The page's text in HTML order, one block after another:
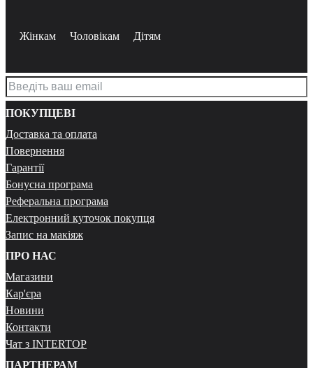
Жінкам Чоловікам Дітям
ПОКУПЦЕВІ
Доставка та оплата
Повернення
Гарантії
Бонусна програма
Реферальна програма
Електронний куточок покупця
Запис на макіяж
ПРО НАС
Магазини
Кар'єра
Новини
Контакти
Чат з INTERTOP
ПАРТНЕРАМ